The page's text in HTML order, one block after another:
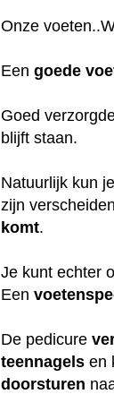
Onze
Eengoede
Goed
blijft staan.
Natuurlijk kun
zijn
komt.
Je kunt echter
Een
De pedicure
teennagels en
doorsturen